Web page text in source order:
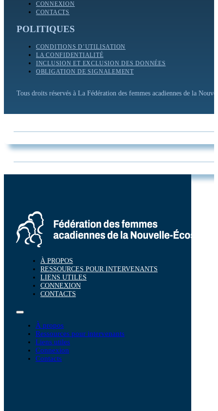
CONNEXION
CONTACTS
POLITIQUES
CONDITIONS D’UTILISATION
LA CONFIDENTIALITÉ
INCLUSION ET EXCLUSION DES DONNÉES
OBLIGATION DE SIGNALEMENT
Tous droits réservés à La Fédération des femmes acadiennes de la
À PROPOS
RESSOURCES POUR INTERVENANTS
LIENS UTILES
CONNEXION
CONTACTS
À propos
Ressources pour intervenants
Liens utiles
Connexion
Contacts